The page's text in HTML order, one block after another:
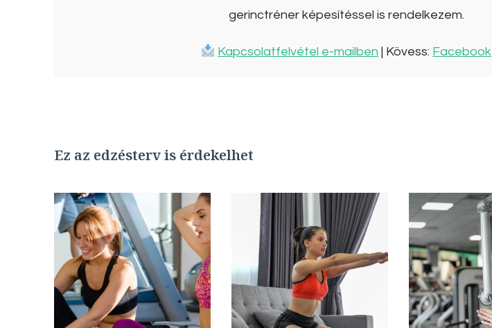
gerinctréner képesítéssel is rendelkezem.
Kapcsolatfelvétel e-mailben | Kövess: Facebook
Ez az edzésterv is érdekelhet